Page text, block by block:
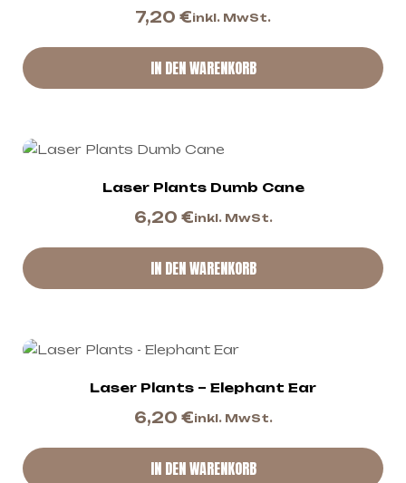
7,20 €inkl. MwSt.
IN DEN WARENKORB
Laser Plants Dumb Cane
6,20 €inkl. MwSt.
IN DEN WARENKORB
Laser Plants – Elephant Ear
6,20 €inkl. MwSt.
IN DEN WARENKORB